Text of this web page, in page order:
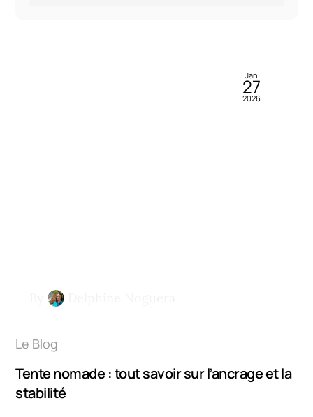
Jan
27
2026
Le Blog
Tente nomade : tout savoir sur l’ancrage et la
stabilité